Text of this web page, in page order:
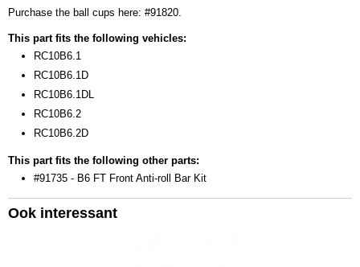
Purchase the ball cups here: #91820.
This part fits the following vehicles:
RC10B6.1
RC10B6.1D
RC10B6.1DL
RC10B6.2
RC10B6.2D
This part fits the following other parts:
#91735 - B6 FT Front Anti-roll Bar Kit
Ook interessant